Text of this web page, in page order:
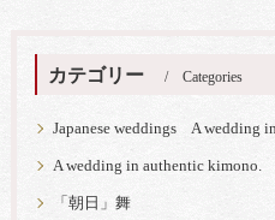
カテゴリー Categories
Japanese weddings A wedding
A wedding in authentic kimono.
「朝日」舞